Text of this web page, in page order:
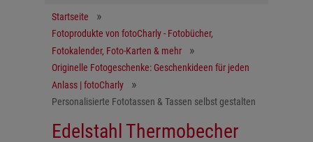
Startseite
Fotoprodukte von fotoCharly - Fotobücher,
Fotokalender, Foto-Karten & mehr
Originelle Fotogeschenke: Geschenkideen für jeden
Anlass | fotoCharly
Personalisierte Fototassen & Tassen selbst gestalten
Edelstahl Thermobecher